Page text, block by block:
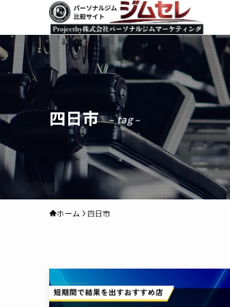
四日市 – tag –
ホーム 四日市